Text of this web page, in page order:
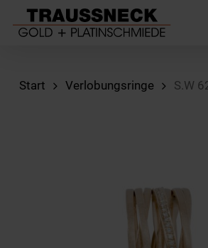
contentStart Verlobungsringe S.W